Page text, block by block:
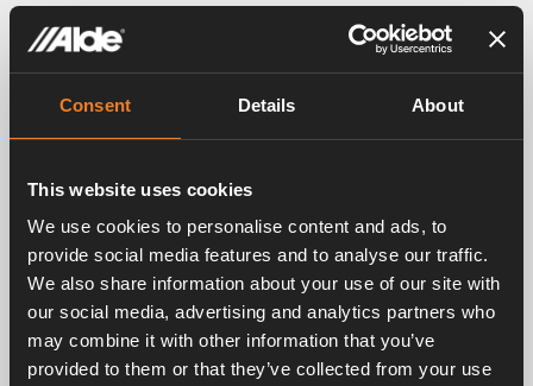
Consent Details About
This website uses cookies
We use cookies to personalise content and ads, to
provide social media features and to analyse our traffic.
We also share information about your use of our site with
our social media, advertising and analytics partners who
may combine it with other information that you’ve
provided to them or that they’ve collected from your use
Wintercamping.
Verlängert den Kamin 200 mm
Related products